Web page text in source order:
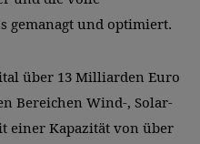
gemanagt und optimiert.
über 13 Milliarden Euro
Bereichen Wind-, Solar-
einer Kapazität von über